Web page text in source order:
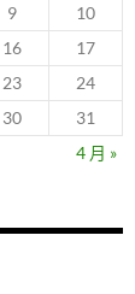
9
10
16
17
23
24
30
31
4 月 »